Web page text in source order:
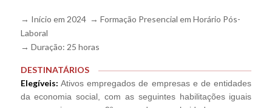
→ Início em 2024 → Formação Presencial em Horário Pós-
Laboral
→ Duração: 25 horas
DESTINATÁRIOS
Elegíveis: Ativos empregados de empresas e de entidades
da economia social, com as seguintes habilitações iguais